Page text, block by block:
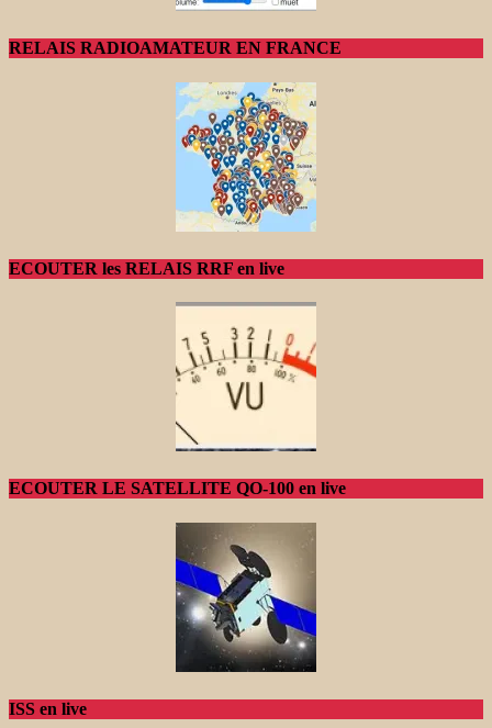
RELAIS RADIOAMATEUR EN FRANCE
ECOUTER les RELAIS RRF en live
ECOUTER LE SATELLITE QO-100 en live
ISS en live